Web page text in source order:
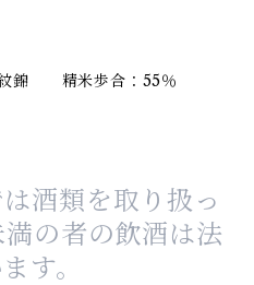
紋錦 精米歩合：55％
酒類を取り扱っ
の者の飲酒は法
す。